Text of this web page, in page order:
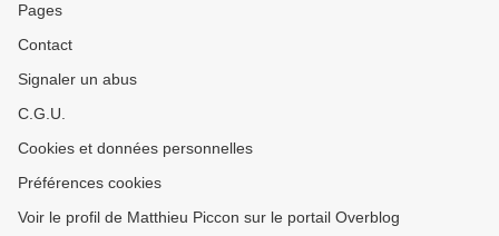
Pages
Contact
Signaler un abus
C.G.U.
Cookies et données personnelles
Préférences cookies
Voir le profil de Matthieu Piccon sur le portail Overblog